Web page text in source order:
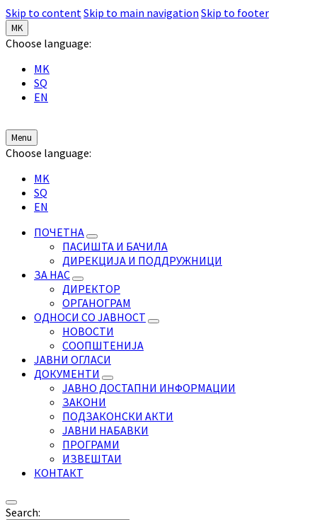
Skip to contentSkip to main navigation Skip to footer
MK
Choose language:
MK
SQ
EN
Menu
Choose language:
MK
SQ
EN
ПОЧЕТНА
ПАСИШТА И БАЧИЛА
ДИРЕКЦИЈА И ПОДДРУЖНИЦИ
ЗА НАС
ДИРЕКТОР
ОРГАНОГРАМ
ОДНОСИ СО ЈАВНОСТ
НОВОСТИ
СООПШТЕНИЈА
ЈАВНИ ОГЛАСИ
ДОКУМЕНТИ
ЈАВНО ДОСТАПНИ ИНФОРМАЦИИ
ЗАКОНИ
ПОДЗАКОНСКИ АКТИ
ЈАВНИ НАБАВКИ
ПРОГРАМИ
ИЗВЕШТАИ
КОНТАКТ
Search: